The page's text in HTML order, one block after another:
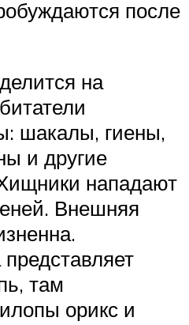
после
на
шакалы, гиены,
и другие
нападают
Внешняя
там
орикс и